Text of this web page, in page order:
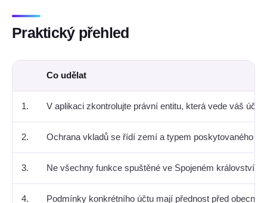
Praktický přehled
Co udělat
1. V aplikaci zkontrolujte právní entitu, která vede váš účet.
2. Ochrana vkladů se řídí zemí a typem poskytovaného
3. Ne všechny funkce spuštěné ve Spojeném království
4. Podmínky konkrétního účtu mají přednost před